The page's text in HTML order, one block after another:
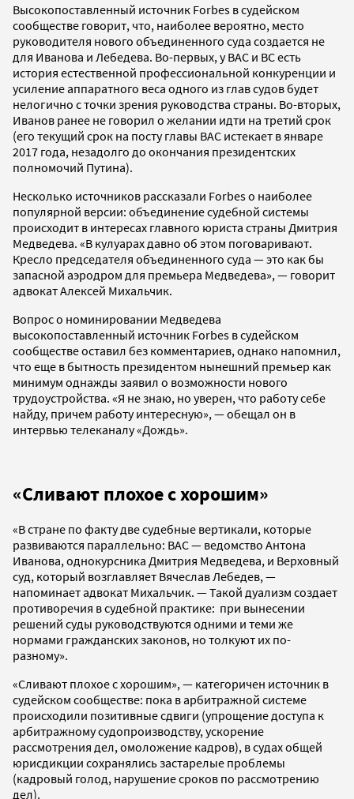
Высокопоставленный источник Forbes в судейском
сообществе говорит, что, наиболее вероятно, место
руководителя нового объединенного суда создается не
для Иванова и Лебедева. Во-первых, у ВАС и ВС есть
история естественной профессиональной конкуренции и
усиление аппаратного веса одного из глав судов будет
нелогично с точки зрения руководства страны. Во-вторых,
Иванов ранее не говорил о желании идти на третий срок
(его текущий срок на посту главы ВАС истекает в январе
2017 года, незадолго до окончания президентских
полномочий Путина).
Несколько источников рассказали Forbes о наиболее
популярной версии: объединение судебной системы
происходит в интересах главного юриста страны Дмитрия
Медведева. «В кулуарах давно об этом поговаривают.
Кресло председателя объединенного суда — это как бы
запасной аэродром для премьера Медведева», — говорит
адвокат Алексей Михальчик.
Вопрос о номинировании Медведева
высокопоставленный источник Forbes в судейском
сообществе оставил без комментариев, однако напомнил,
что еще в бытность президентом нынешний премьер как
минимум однажды заявил о возможности нового
трудоустройства. «Я не знаю, но уверен, что работу себе
найду, причем работу интересную», — обещал он в
интервью телеканалу «Дождь».
«Сливают плохое с хорошим»
«В стране по факту две судебные вертикали, которые
развиваются параллельно: ВАС — ведомство Антона
Иванова, однокурсника Дмитрия Медведева, и Верховный
суд, который возглавляет Вячеслав Лебедев, —
напоминает адвокат Михальчик. — Такой дуализм создает
противоречия в судебной практике: при вынесении
решений суды руководствуются одними и теми же
нормами гражданских законов, но толкуют их по-
разному».
«Сливают плохое с хорошим», — категоричен источник в
судейском сообществе: пока в арбитражной системе
происходили позитивные сдвиги (упрощение доступа к
арбитражному судопроизводству, ускорение
рассмотрения дел, омоложение кадров), в судах общей
юрисдикции сохранялись застарелые проблемы
(кадровый голод, нарушение сроков по рассмотрению
дел).